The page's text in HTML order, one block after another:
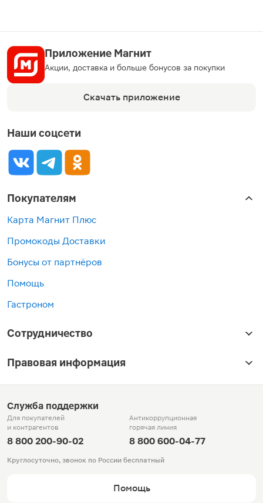
Приложение Магнит
Акции, доставка и больше бонусов за покупки
Скачать приложение
Наши соцсети
Покупателям
Карта Магнит Плюс
Промокоды Доставки
Бонусы от партнёров
Помощь
Гастроном
Сотрудничество
Правовая информация
Служба поддержки
Для покупателей
и контрагентов
8 800 200-90-02
Антикоррупционная
горячая линия
8 800 600-04-77
Круглосуточно, звонок по России бесплатный
Помощь